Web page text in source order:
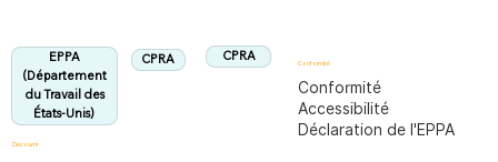
CPRA
EPPA
(Département
du Travail des
États-Unis)
CPRA
Découvrir
Conformité
Conformité
Accessibilité
Déclaration de l'EPPA